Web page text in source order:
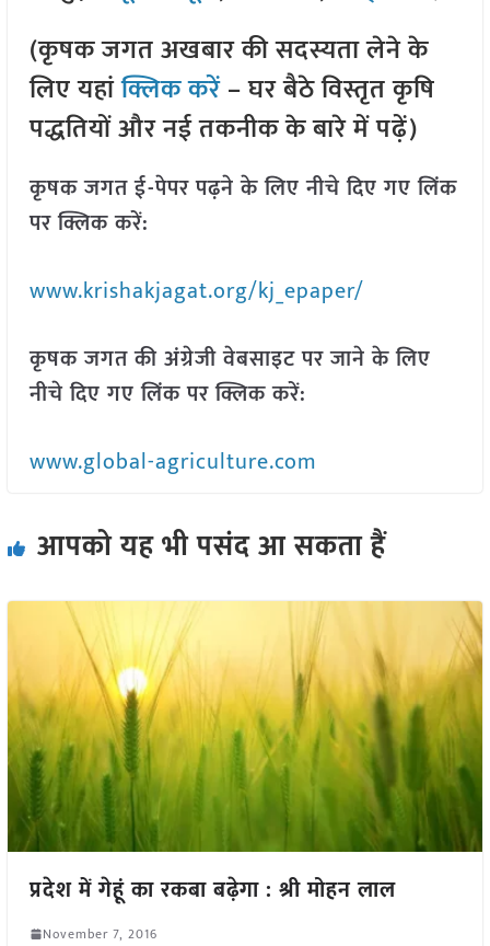
(कृषक जगत अखबार की सदस्यता लेने के
लिए यहांक्लिक करें– घर बैठे विस्तृत कृषि
पद्धतियों और नई तकनीक के बारे में पढ़ें)
कृषक जगत ई-पेपर पढ़ने के लिए नीचे दिए गए लिंक
पर क्लिक करें:
www.krishakjagat.org/kj_epaper/
कृषक जगत की अंग्रेजी वेबसाइट पर जाने के लिए
नीचे दिए गए लिंक पर क्लिक करें:
www.global-agriculture.com
आपको यह भी पसंद आ सकता हैं
प्रदेश में गेहूं का रकबा बढ़ेगा : श्री मोहन लाल
November 7, 2016